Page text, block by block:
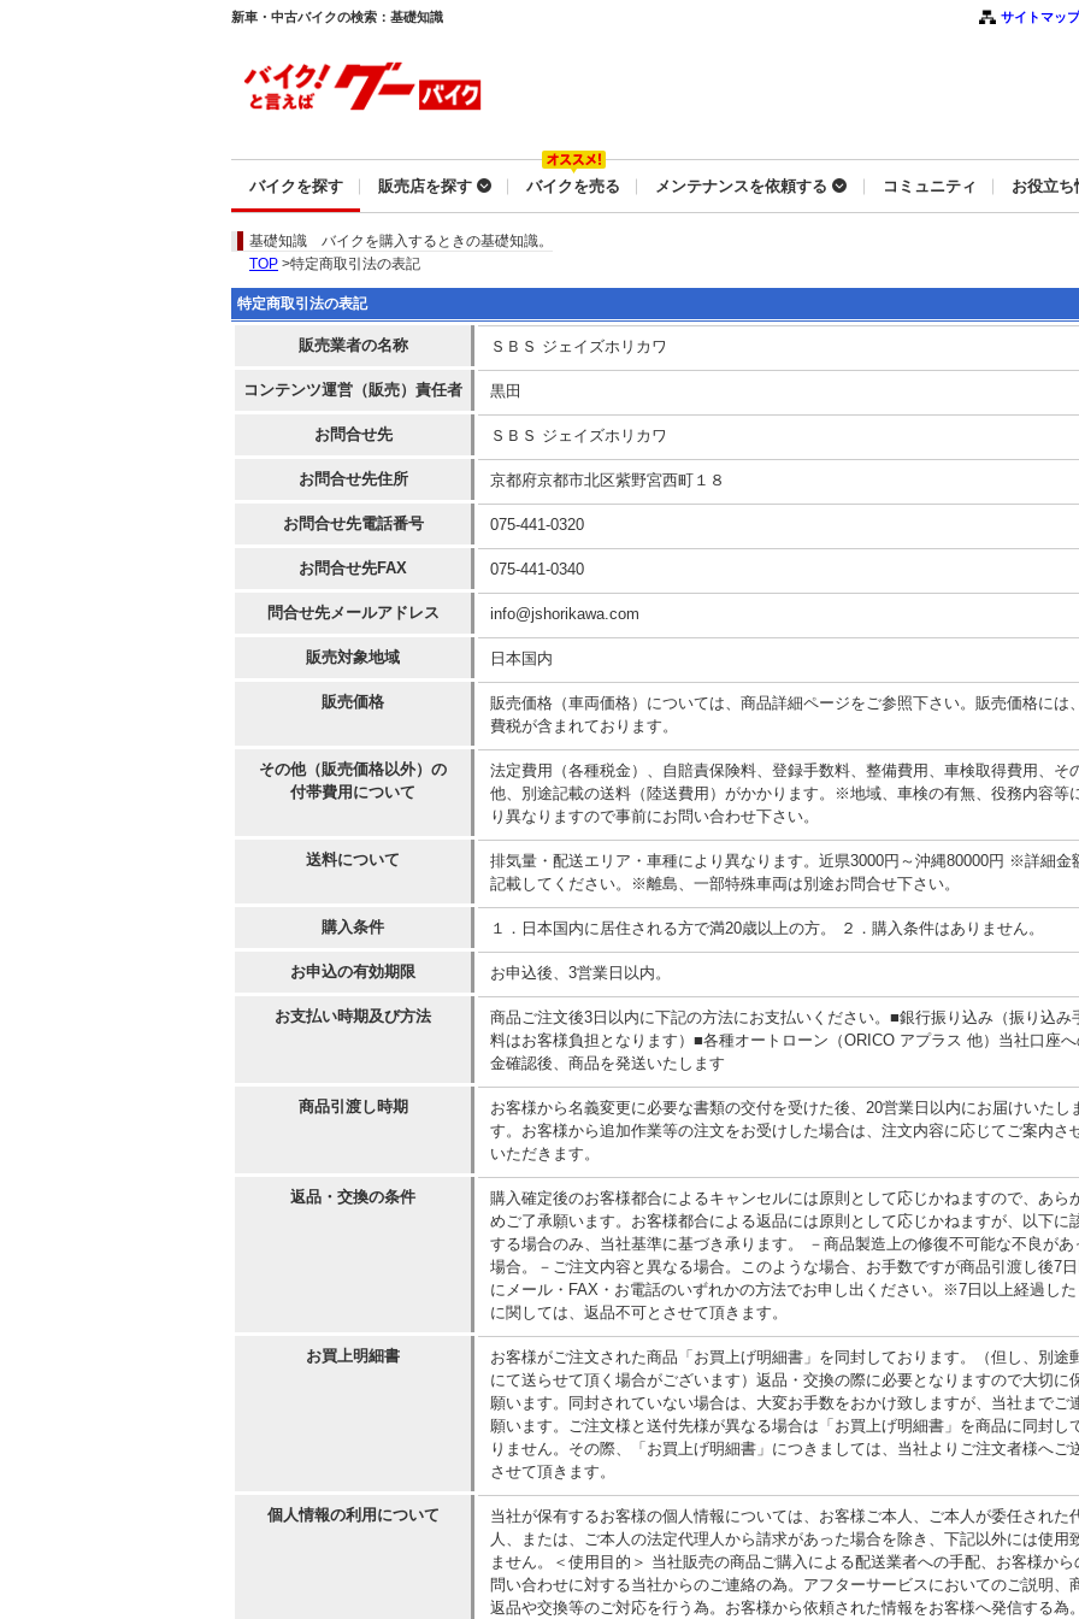
新車・中古バイクの検索：基礎知識 サイトマップ
バイクを探す 販売店を探す バイクを売る メンテナンスを依頼する コミュニティ お役立ち
基礎知識 バイクを購入するときの基礎知識。
TOP >特定商取引法の表記
特定商取引法の表記
販売業者の名称 ＳＢＳ ジェイズホリカワ
コンテンツ運営（販売）責任者 黒田
お問合せ先 ＳＢＳ ジェイズホリカワ
お問合せ先住所 京都府京都市北区紫野宮西町１８
お問合せ先電話番号 075-441-0320
お問合せ先FAX 075-441-0340
問合せ先メールアドレス info@jshorikawa.com
販売対象地域 日本国内
販売価格
販売価格（車両価格）については、商品詳細ページをご参照下さい。販売価格には
費税が含まれております。
その他（販売価格以外）の
付帯費用について
法定費用（各種税金）、自賠責保険料、登録手数料、整備費用、車検取得費用、そ
他、別途記載の送料（陸送費用）がかかります。※地域、車検の有無、役務内容等
り異なりますので事前にお問い合わせ下さい。
送料について
排気量・配送エリア・車種により異なります。近県3000円～沖縄80000円 ※詳細金
記載してください。※離島、一部特殊車両は別途お問合せ下さい。
購入条件 １．日本国内に居住される方で満20歳以上の方。 ２．購入条件はありません。
お申込の有効期限 お申込後、3営業日以内。
お支払い時期及び方法
商品ご注文後3日以内に下記の方法にお支払いください。■銀行振り込み（振り込み
料はお客様負担となります）■各種オートローン（ORICO アプラス 他）当社口座へ
金確認後、商品を発送いたします
商品引渡し時期
お客様から名義変更に必要な書類の交付を受けた後、20営業日以内にお届けいたし
す。お客様から追加作業等の注文をお受けした場合は、注文内容に応じてご案内さ
いただきます。
返品・交換の条件
購入確定後のお客様都合によるキャンセルには原則として応じかねますので、あら
めご了承願います。お客様都合による返品には原則として応じかねますが、以下に
する場合のみ、当社基準に基づき承ります。 －商品製造上の修復不可能な不良があ
場合。－ご注文内容と異なる場合。このような場合、お手数ですが商品引渡し後7
にメール・FAX・お電話のいずれかの方法でお申し出ください。※7日以上経過し
に関しては、返品不可とさせて頂きます。
お買上明細書
お客様がご注文された商品「お買上げ明細書」を同封しております。（但し、別途
にて送らせて頂く場合がございます）返品・交換の際に必要となりますので大切に
願います。同封されていない場合は、大変お手数をおかけ致しますが、当社までご
願います。ご注文様と送付先様が異なる場合は「お買上げ明細書」を商品に同封し
りません。その際、「お買上げ明細書」につきましては、当社よりご注文者様へご
させて頂きます。
個人情報の利用について
当社が保有するお客様の個人情報については、お客様ご本人、ご本人が委任された
人、または、ご本人の法定代理人から請求があった場合を除き、下記以外には使用
ません。＜使用目的＞ 当社販売の商品ご購入による配送業者への手配、お客様から
問い合わせに対する当社からのご連絡の為。アフターサービスにおいてのご説明、
返品や交換等のご対応を行う為。お客様から依頼された情報をお客様へ発信する為